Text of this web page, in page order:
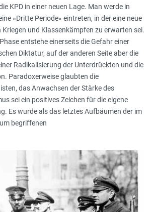
KPD in einer neuen Lage. Man werde in
»Dritte Periode« eintreten, in der eine neue
Kriegen und Klassenkämpfen zu erwarten sei.
entstehe einerseits die Gefahr einer
Diktatur, auf der anderen Seite aber die
Radikalisierung der Unterdrückten und die
Paradoxerweise glaubten die
das Anwachsen der Stärke des
sei ein positives Zeichen für die eigene
Es wurde als das letztes Aufbäumen der im
begriffenen